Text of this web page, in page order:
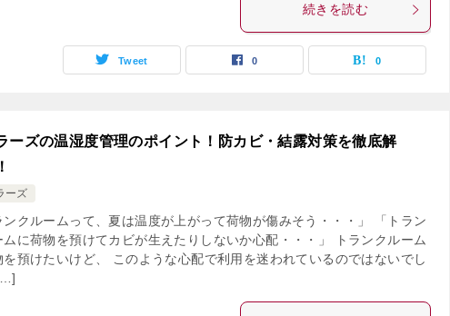
続きを読む
Tweet 0 0
ーズの温湿度管理のポイント！防カビ・結露対策を徹底解
ーズ
ンクルームって、夏は温度が上がって荷物が傷みそう・・・」 「トラン
ムに荷物を預けてカビが生えたりしないか心配・・・」 トランクルーム
を預けたいけど、 このような心配で利用を迷われているのではないでし